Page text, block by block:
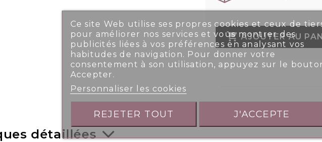
 AJOUTER AU
détaillées
Ce site Web utilise ses propres cookies et ceux de
pour améliorer nos services et vous montrer des
publicités liées à vos préférences en analysant vos
habitudes de navigation. Pour donner votre
consentement à son utilisation, appuyez sur le
Accepter.
Personnaliser les cookies
REJETER TOUT J'ACCEPTE